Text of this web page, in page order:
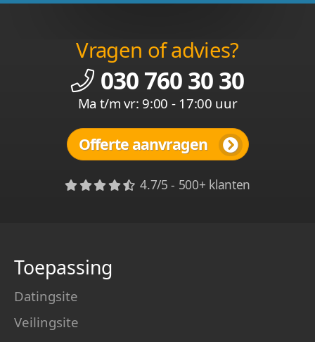
Vragen of advies?
030 760 30 30
Ma t/m vr: 9:00 - 17:00 uur
Offerte aanvragen
4.7/5 - 500+ klanten
Toepassing
Datingsite
Veilingsite